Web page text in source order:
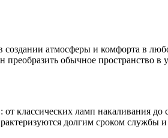
обычное пространство
классических ламп накаливания
долгим сроком службы